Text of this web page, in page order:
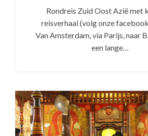
Rondreis Zuid Oost Azië met
reisverhaal (volg onze
Van Amsterdam, via Parijs, naar
een lange…